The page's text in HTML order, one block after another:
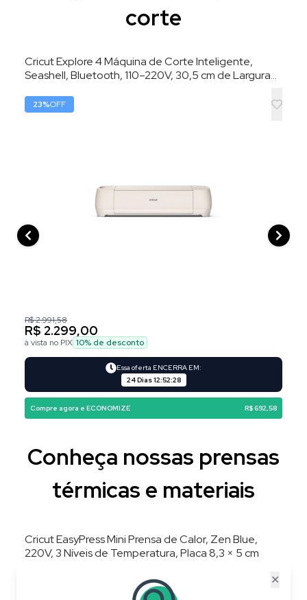
✕
corte
Cricut Explore 4 Máquina de Corte Inteligente,
Seashell, Bluetooth, 110–220V, 30,5 cm de Largura
23%OFF
R$ 2.991,58
R$ 2.299,00
à vista no PIX 10% de desconto
Essa oferta ENCERRA EM:
24 Dias12:52:28
Compre agora e ECONOMIZE R$ 692,58
Conheça nossas prensas
térmicas e materiais
Cricut EasyPress Mini Prensa de Calor, Zen Blue,
220V, 3 Níveis de Temperatura, Placa 8,3 × 5 cm